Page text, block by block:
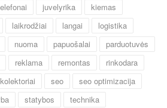
juvelyrika
kiemas
laikrodžiai langai
logistika
nuoma papuošalai
parduotuvės
reklama remontas
rinkodara
seo
seo optimizacija
statybos
technika